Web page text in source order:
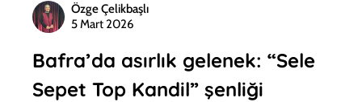
Özge Çelikbaşlı
5 Mart 2026
Bafra’da asırlık gelenek: “Sele
Sepet Top Kandil” şenliği